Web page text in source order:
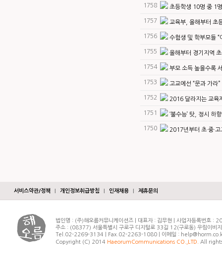
1758 초등학생 10명 중 1
1757 교육부, 올해부터 초
1756 수험생 및 학부모들
1755 올해부터 경기지역
1754 부모 소득 높을수록
1753 고교에선 “문과 가라
1752 2016 달라지는 교육
1751 ‘불수능’ 탓, 정시 하
1750 2017년부터 초·중·고
서비스약관/정책 개인정보취급방침 인재채용 제휴문의
법인명 : (주)해오름커뮤니케이션즈 | 대표자 : 김무현 | 사업자등록번호 :
주소 : (08377) 서울특별시 구로구 디지털로 33길 12(구로동) 우림이비
Tel.02-2269-3134 | Fax.02-2263-1080 | 이메일 :
Copyright (C) 2014 HaeorumCommunications CO.,LTD. All